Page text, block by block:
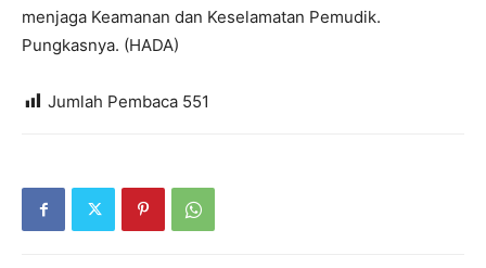
menjaga Keamanan dan Keselamatan Pemudik.
Pungkasnya. (HADA)
Jumlah Pembaca 551